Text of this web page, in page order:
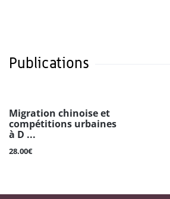
Publications
Migration chinoise et
compétitions urbaines
à D ...
28.00€